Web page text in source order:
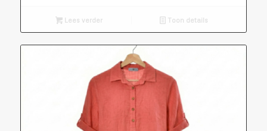
Lees verder Toon details